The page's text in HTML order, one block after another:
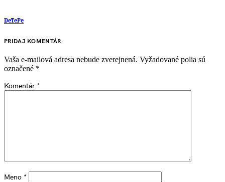
DeTePe
PRIDAJ KOMENTÁR
Vaša e-mailová adresa nebude zverejnená. Vyžadované polia sú
označené *
Komentár *
Meno *